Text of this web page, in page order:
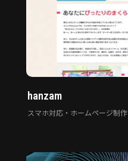
hanzam
スマホ対応・ホームページ制作